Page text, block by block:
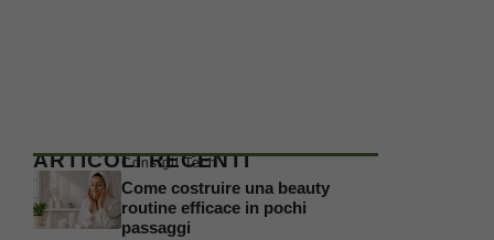
ARTICOLI RECENTI
Consigli Tech
Come costruire una beauty
routine efficace in pochi
passaggi